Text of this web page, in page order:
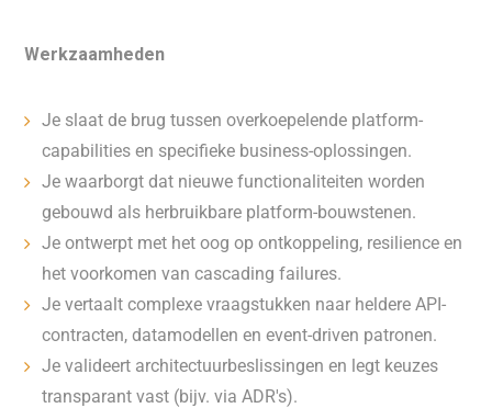
Werkzaamheden
Je slaat de brug tussen overkoepelende platform-
capabilities en specifieke business-oplossingen.
Je waarborgt dat nieuwe functionaliteiten worden
gebouwd als herbruikbare platform-bouwstenen.
Je ontwerpt met het oog op ontkoppeling, resilience en
het voorkomen van cascading failures.
Je vertaalt complexe vraagstukken naar heldere API-
contracten, datamodellen en event-driven patronen.
Je valideert architectuurbeslissingen en legt keuzes
transparant vast (bijv. via ADR's).